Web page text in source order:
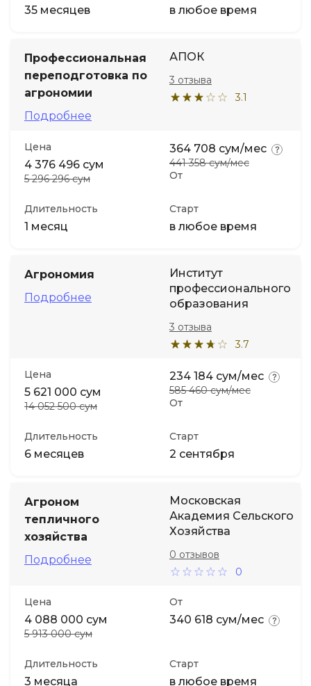
35 месяцев в любое время
Профессиональная
переподготовка по
агрономии
Подробнее
АПОК
3.1
3 отзыва
Цена
4 376 496 сум
5 296 296 сум От
364 708 сум/мес
441 358 сум/мес
Длительность
1 месяц
Старт
в любое время
Агрономия
Подробнее
Институт
профессионального
образования
3.7
3 отзыва
Цена
5 621 000 сум
14 052 500 сум От
234 184 сум/мес
585 460 сум/мес
Длительность
6 месяцев
Старт
2 сентября
Агроном
тепличного
хозяйства
Подробнее
Московская
Академия Сельского
Хозяйства
0
0 отзывов
Цена
4 088 000 сум
5 913 000 сум
От
340 618 сум/мес
Длительность
3 месяца
Старт
в любое время